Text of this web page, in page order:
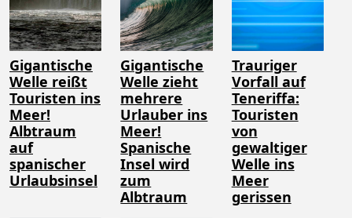
Gigantische
Welle reißt
Touristen ins
Meer!
Albtraum
auf
spanischer
Urlaubsinsel
Gigantische
Welle zieht
mehrere
Urlauber ins
Meer!
Spanische
Insel wird
zum
Albtraum
Trauriger
Vorfall auf
Teneriffa:
Touristen
von
gewaltiger
Welle ins
Meer
gerissen